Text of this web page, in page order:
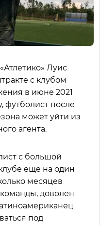
Луис
с клубом
в июне 2021
футболист после
может уйти из
агента.
с большой
еще на один
месяцев
доволен
под